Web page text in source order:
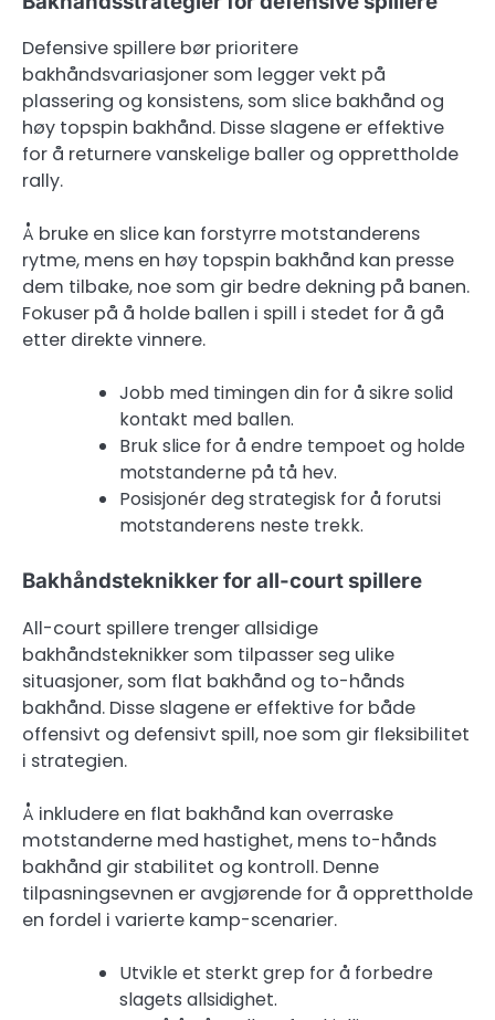
Defensive spillere bør prioritere
bakhåndsvariasjoner som legger vekt på
plassering og konsistens, som slice bakhånd og
høy topspin bakhånd. Disse slagene er effektive
for å returnere vanskelige baller og opprettholde
rally.
Å bruke en slice kan forstyrre motstanderens
rytme, mens en høy topspin bakhånd kan presse
dem tilbake, noe som gir bedre dekning på banen.
Fokuser på å holde ballen i spill i stedet for å gå
etter direkte vinnere.
Jobb med timingen din for å sikre solid
kontakt med ballen.
Bruk slice for å endre tempoet og holde
motstanderne på tå hev.
Posisjonér deg strategisk for å forutsi
motstanderens neste trekk.
Bakhåndsteknikker for all-court spillere
All-court spillere trenger allsidige
bakhåndsteknikker som tilpasser seg ulike
situasjoner, som flat bakhånd og to-hånds
bakhånd. Disse slagene er effektive for både
offensivt og defensivt spill, noe som gir fleksibilitet
i strategien.
Å inkludere en flat bakhånd kan overraske
motstanderne med hastighet, mens to-hånds
bakhånd gir stabilitet og kontroll. Denne
tilpasningsevnen er avgjørende for å opprettholde
en fordel i varierte kamp-scenarier.
Utvikle et sterkt grep for å forbedre
slagets allsidighet.